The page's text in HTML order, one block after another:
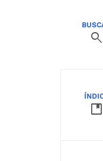
search
developer_guide